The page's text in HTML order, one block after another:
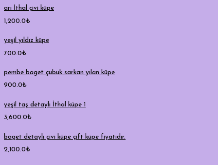
arı İthal çivi küpe
1,200.0₺
yeşil yıldız küpe
700.0₺
pembe baget çubuk sarkan yılan küpe
900.0₺
yeşil taş detaylı İthal küpe 1
3,600.0₺
baget detaylı çivi küpe çift küpe fiyatıdır.
2,100.0₺